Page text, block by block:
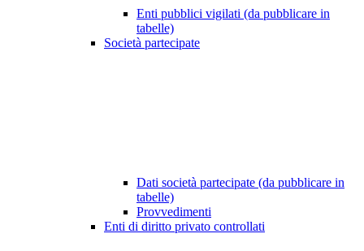
Enti pubblici vigilati (da pubblicare in
tabelle)
Società partecipate
Dati società partecipate (da pubblicare in
tabelle)
Provvedimenti
Enti di diritto privato controllati